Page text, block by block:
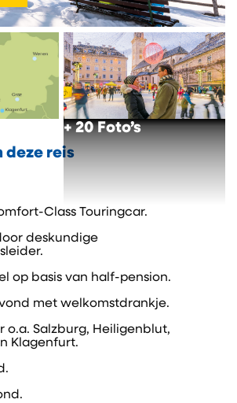
+ 20 Foto’s
deze reis
Class Touringcar.
deskundige
op basis van half-pension.
met welkomstdrankje.
o.a. Salzburg, Heiligenblut,
Klagenfurt.